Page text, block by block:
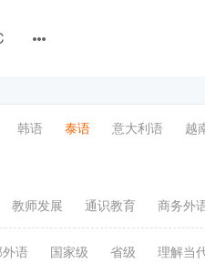
韩语 泰语 意大利语 越
教师发展 通识教育 商务外
语 国家级 省级 理解当